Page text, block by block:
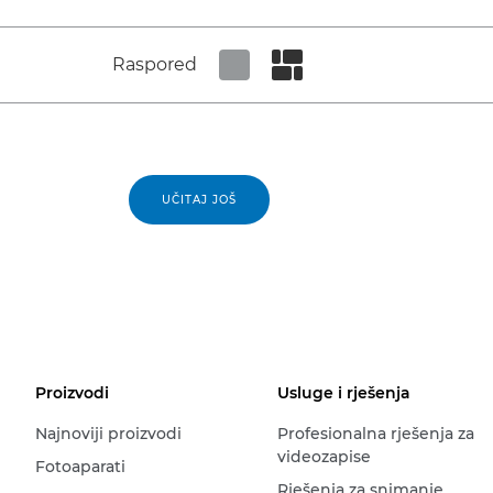
Raspored
UČITAJ JOŠ
Proizvodi
Najnoviji proizvodi
Fotoaparati
Usluge i rješenja
Profesionalna rješenja za
videozapise